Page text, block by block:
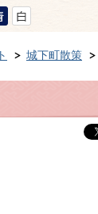
城下町散策